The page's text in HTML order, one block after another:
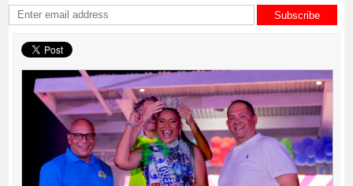
Subscribe